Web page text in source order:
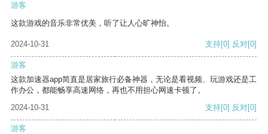
游客
这款游戏的音乐非常优美，听了让人心旷神怡。
2024-10-31 支持[0] 反对[0]
游客
这款加速器app简直是居家旅行必备神器，无论是看视频、玩游戏还是工
作办公，都能畅享高速网络，再也不用担心网速卡顿了。
2024-10-31
支持[0] 反对[0]
游客